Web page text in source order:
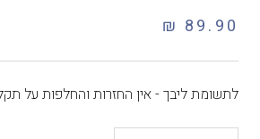
89.90 ₪
לתשומת ליבך - אין החזרות והחלפות על